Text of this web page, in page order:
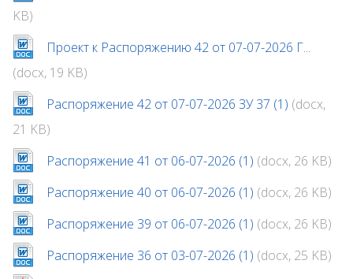
KB)
Проект к Распоряжению 42 от 07-07-2026 Г...
(docx, 19 KB)
Распоряжение 42 от 07-07-2026 ЗУ 37 (1) (docx,
21 KB)
Распоряжение 41 от 06-07-2026 (1) (docx, 26 KB)
Распоряжение 40 от 06-07-2026 (1) (docx, 26 KB)
Распоряжение 39 от 06-07-2026 (1) (docx, 26 KB)
Распоряжение 36 от 03-07-2026 (1) (docx, 25 KB)